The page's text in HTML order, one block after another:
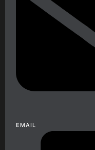
EMAIL